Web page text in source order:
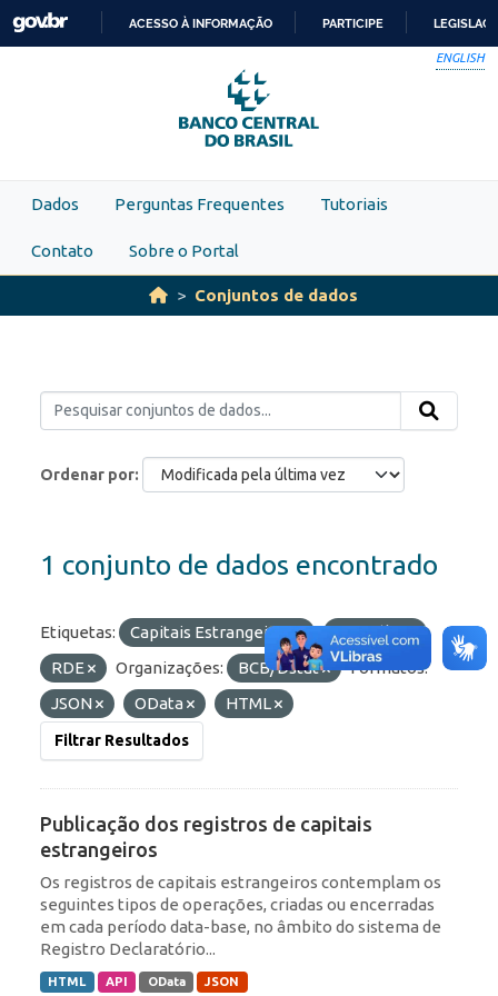
Skip to main content
PARA
O
CONTEÚDO
ACESSO À INFORMAÇÃO PARTICIPE
ENGLISH
Dados Perguntas Frequentes Tutoriais
Contato Sobre o Portal
Conjuntos de dados
Ordenar por
1 conjunto de dados encontrado
Etiquetas: Capitais Estrangeiros
Portfólio
RDE
Organizações: BCB/Dstat
Formatos:
JSON
OData HTML
Filtrar Resultados
Publicação dos registros de capitais
estrangeiros
Os registros de capitais estrangeiros contemplam os
seguintes tipos de operações, criadas ou encerradas
em cada período data-base, no âmbito do sistema de
Registro Declaratório...
HTML API OData JSON